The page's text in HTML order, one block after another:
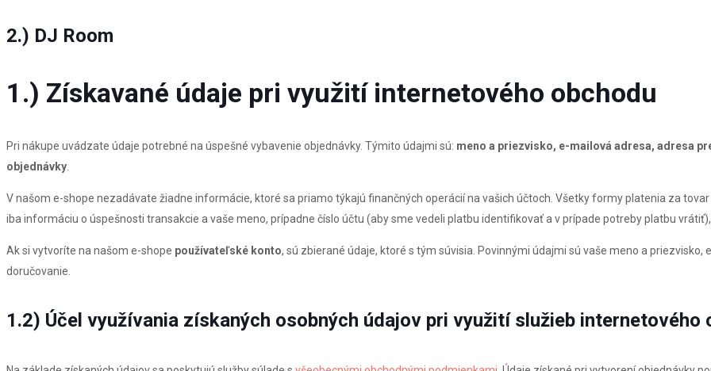
2.) DJ Room
1.) Získavané údaje pri využití internetového obchodu
Pri nákupe uvádzate údaje potrebné na úspešné vybavenie objednávky. Týmito údajmi sú: meno a priezvisko, e-mailová adresa, adresa
objednávky
V našom e-shope nezadávate žiadne informácie, ktoré sa priamo týkajú finančných operácií na vašich účtoch. Všetky formy platenia za
iba informáciu o úspešnosti transakcie a vaše meno, prípadne číslo účtu (aby sme vedeli platbu identifikovať a v prípade potreby platbu
Ak si vytvoríte na našom e-shope používateľské konto, sú zbierané údaje, ktoré s tým súvisia. Povinnými údajmi sú vaše meno a
doručovanie.
1.2) Účel využívania získaných osobných údajov pri využití služieb internetového